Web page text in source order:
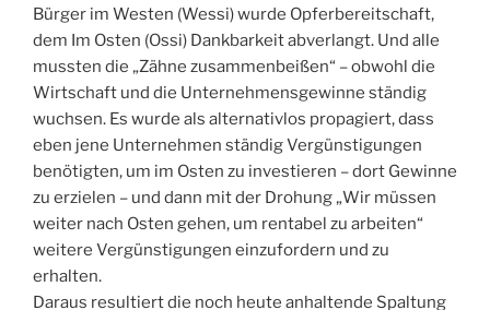
Bürger im Westen (Wessi) wurde Opferbereitschaft,
dem Im Osten (Ossi) Dankbarkeit abverlangt. Und alle
mussten die „Zähne zusammenbeißen“ – obwohl die
Wirtschaft und die Unternehmensgewinne ständig
wuchsen. Es wurde als alternativlos propagiert, dass
eben jene Unternehmen ständig Vergünstigungen
benötigten, um im Osten zu investieren – dort Gewinne
zu erzielen – und dann mit der Drohung „Wir müssen
weiter nach Osten gehen, um rentabel zu arbeiten“
weitere Vergünstigungen einzufordern und zu
erhalten.
Daraus resultiert die noch heute anhaltende Spaltung